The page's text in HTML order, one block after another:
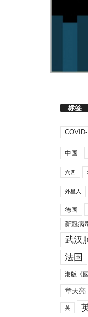
标签
COVID-
中国
六四
外星人
德国
新冠病
武汉
法国
港版《
章天亮
英